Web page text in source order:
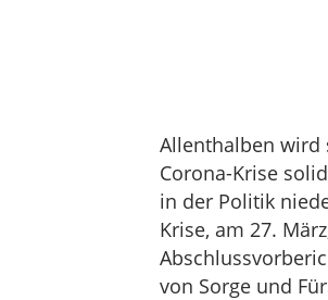
Allenthalben wird
Corona-Krise
in der Politik
Krise, am 27.
von Sorge und